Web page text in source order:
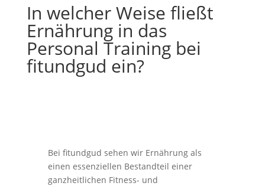
In welcher Weise fließt
Ernährung in das
Personal Training bei
fitundgud ein?
Bei fitundgud sehen wir Ernährung als
einen essenziellen Bestandteil einer
ganzheitlichen Fitness- und